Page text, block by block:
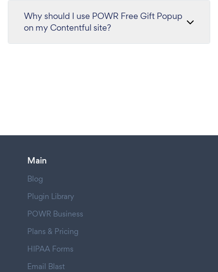
Why should I use POWR Free Gift Popup
on my Contentful site?
Main
Blog
Plugin Library
POWR Business
Plans & Pricing
HIPAA Forms
Email Blast